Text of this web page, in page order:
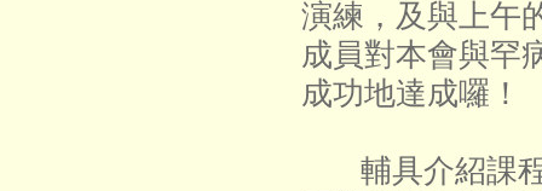
演練，及與上午
成員對本會與罕
成功地達成囉！
輔具介紹課程